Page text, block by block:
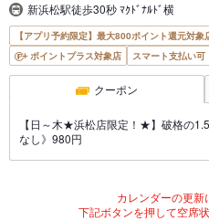
新浜松駅徒歩30秒 ﾏｸﾄﾞﾅﾙﾄﾞ横
【アプリ予約限定】最大800ポイント還元対象
ポイントプラス対象店
スマート支払い可
クーポン
【日～木★浜松店限定！★】破格の
なし》980円
カレンダーの更新
下記ボタンを押して空席